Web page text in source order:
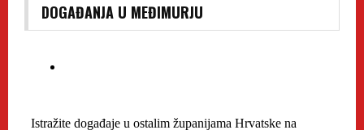
DOGAĐANJA U MEĐIMURJU